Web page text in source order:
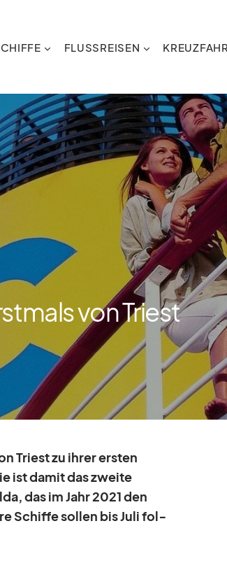
FLUSSREISEN
von Triest
Tri­est zu ih­rer ers­ten
ist da­mit das zweite
das im Jahr 2021 den
Schiffe sol­len bis Juli fol­